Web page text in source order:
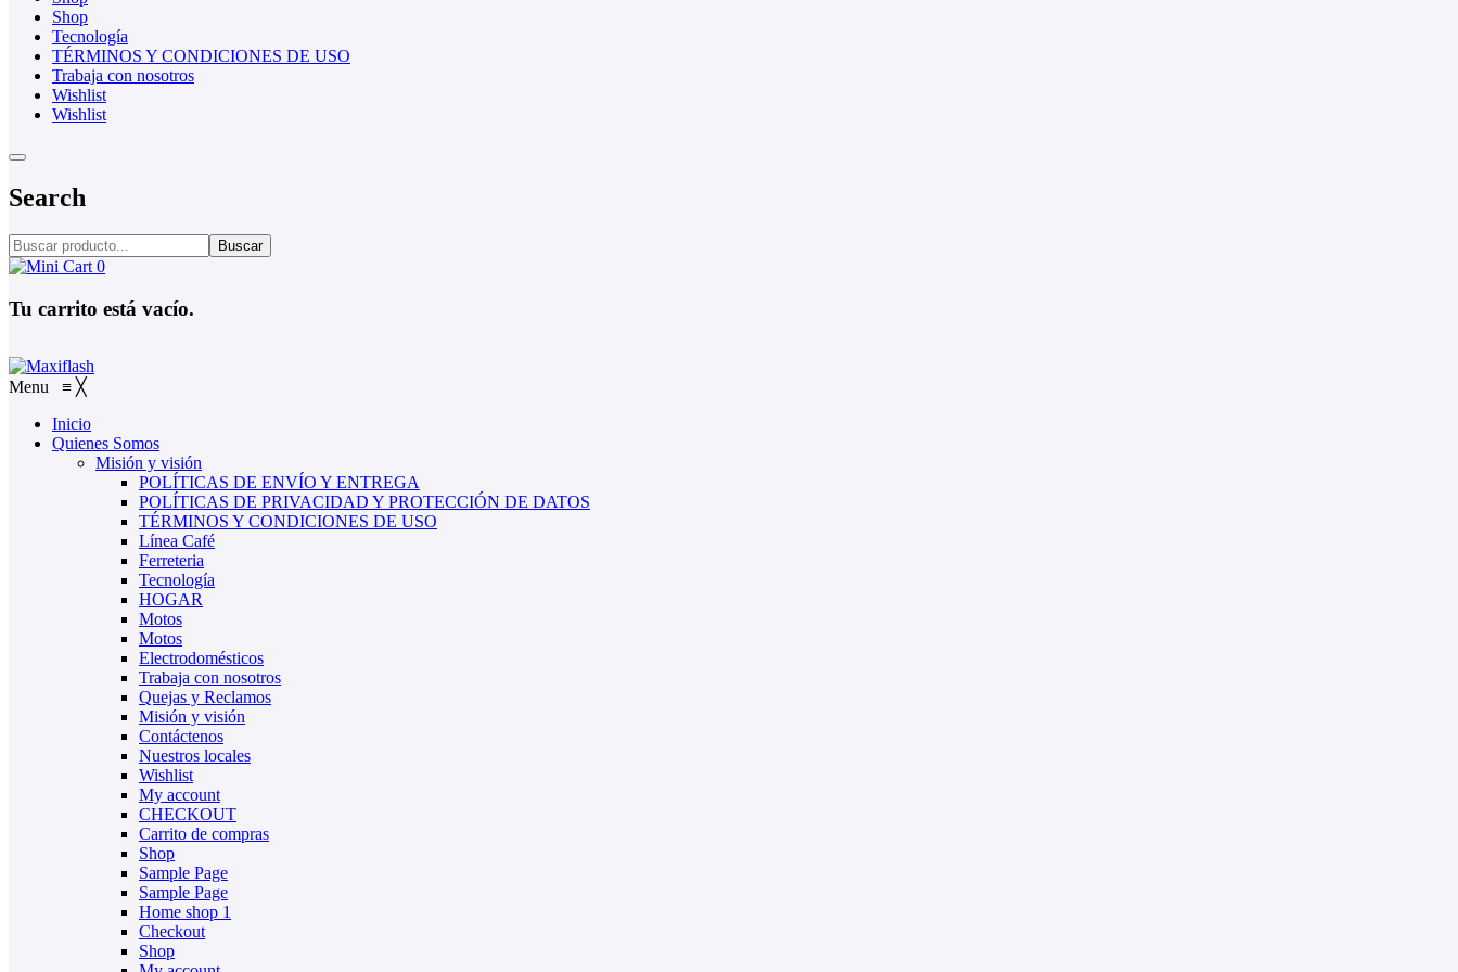
Shop
Tecnología
TÉRMINOS Y CONDICIONES DE USO
Trabaja con nosotros
Wishlist
Wishlist
Search
Buscar
0
Tu carrito está vacío.
Menu ≡ ╳
Inicio
Quienes Somos
Misión y visión
POLÍTICAS DE ENVÍO Y ENTREGA
POLÍTICAS DE PRIVACIDAD Y PROTECCIÓN DE DATOS
TÉRMINOS Y CONDICIONES DE USO
Línea Café
Ferreteria
Tecnología
HOGAR
Motos
Motos
Electrodomésticos
Trabaja con nosotros
Quejas y Reclamos
Misión y visión
Contáctenos
Nuestros locales
Wishlist
My account
CHECKOUT
Carrito de compras
Shop
Sample Page
Sample Page
Home shop 1
Checkout
Shop